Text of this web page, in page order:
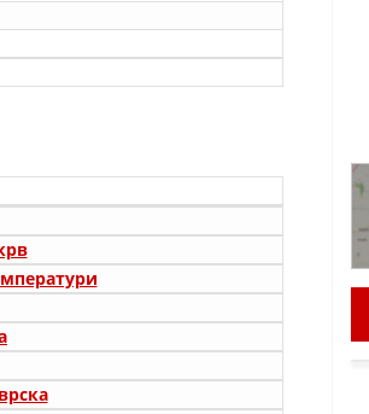
ПОСТАВЕНОСТ
НА АМБЛЕМОТ
ДЕЈНОСТ
ПРИ КАТАСТРОФИ
НА ООЦК